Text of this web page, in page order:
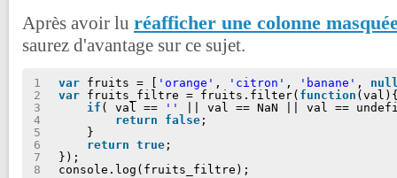
Après avoir lu réafficher une colonne
saurez d'avantage sur ce sujet.
1
2
3
4
5
6
7
8
var fruits = [ 'orange' , 'citron' , 'banane' ,
var fruits_filtre = fruits.filter( function
if ( val == ''
|| val == NaN || val ==
return
false ;
}
return
true ;
});
console.log(fruits_filtre);